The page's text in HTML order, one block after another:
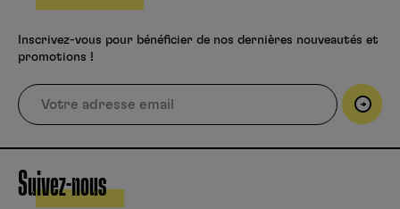
Inscrivez-vous pour bénéficier de nos dernières nouveautés et
promotions !
Suivez-nous